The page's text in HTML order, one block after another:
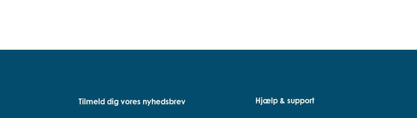
Tilmeld dig vores nyhedsbrev Hjælp & support